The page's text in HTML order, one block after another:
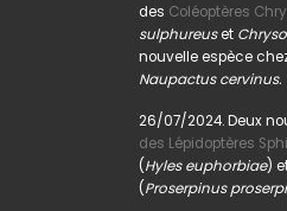
des Coléoptères
sulphureuset
nouvelle espèce
Naupactus cervinus.
26/07/2024. Deux
des Lépidoptères
(Hyles euphorbiae)
(Proserpinus